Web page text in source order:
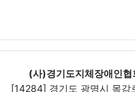
(사)경기도지체장애인협
[14284] 경기도 광명시 목감